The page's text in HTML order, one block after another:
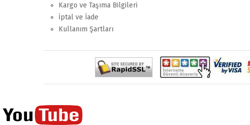
Kargo ve Taşıma Bilgileri
İptal ve İade
Kullanım Şartları
multimedya , double teyp, android ekran, navigasyon, navimex,